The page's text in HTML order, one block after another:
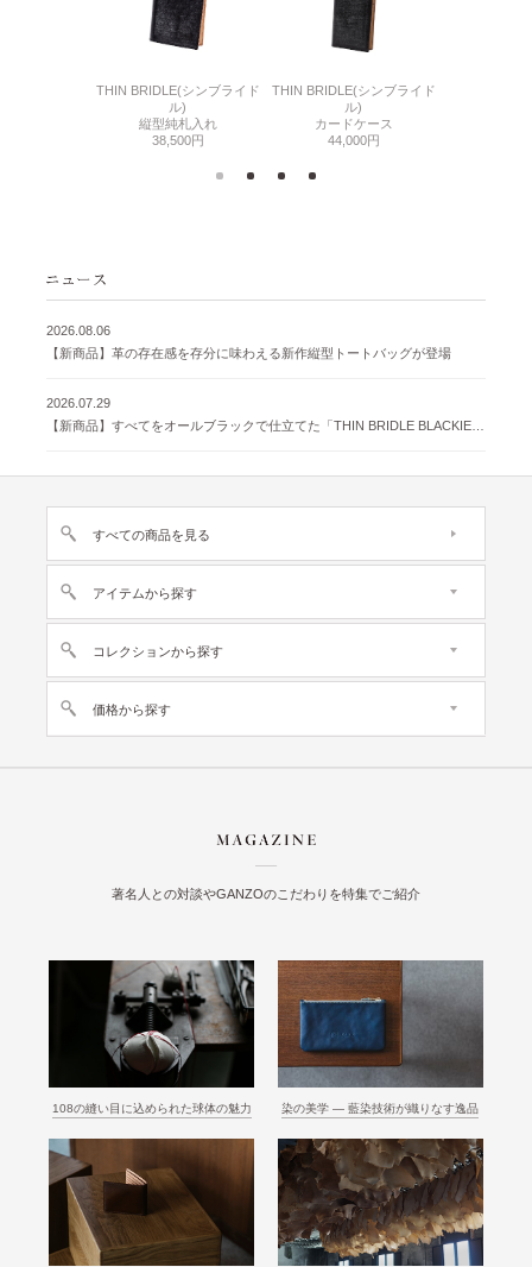
THIN BRIDLE(シンブライド
ル)
縦型純札入れ
38,500円
THIN BRIDLE(シンブライド
ル)
カードケース
44,000円
2026.08.06
【新商品】革の存在感を存分に味わえる新作縦型トートバッグが登場
2026.07.29
すべての商品を見る
アイテムから探す
コレクションから探す
価格から探す
著名人との対談やGANZOのこだわりを特集でご紹介
108の縫い目に込められた球体の魅力 染の美学 ― 藍染技術が織りなす逸品